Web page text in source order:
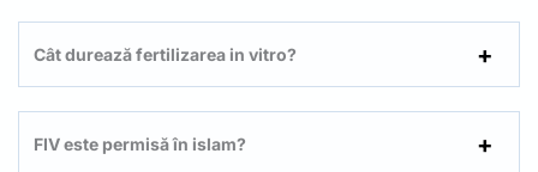
Cât durează fertilizarea in vitro?
FIV este permisă în islam?